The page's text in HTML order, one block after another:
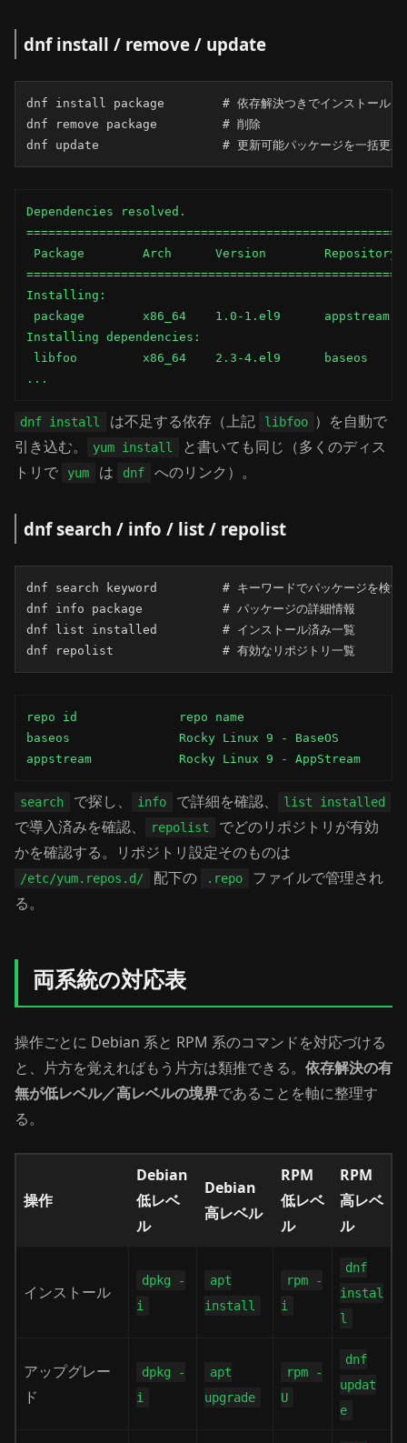
dnf install / remove / update
dnf install package        # 依存解決つきでインストール
dnf remove package         # 削除
dnf update                 # 更新可能パッケージを一括更新
Dependencies resolved.
Package        Arch      Version        Repository
Installing:
package        x86_64    1.0-1.el9      appstream
Installing dependencies:
libfoo         x86_64    2.3-4.el9      baseos
...
dnf install は不足する依存（上記 libfoo ）を自動で
引き込む。
yum install
と書いても同じ（多くのディス
トリで
yum は dnf へのリンク）。
dnf search / info / list / repolist
dnf search keyword         # キーワードでパッケージを検索
dnf info package           # パッケージの詳細情報
dnf list installed         # インストール済み一覧
dnf repolist               # 有効なリポジトリ一覧
repo id              repo name
baseos               Rocky Linux 9 - BaseOS
appstream            Rocky Linux 9 - AppStream
search で探し、 info で詳細を確認、 list installed
で導入済みを確認、 repolist
でどのリポジトリが有効
かを確認する。リポジトリ設定そのものは
/etc/yum.repos.d/ 配下の .repo
ファイルで管理され
る。
両系統の対応表
操作ごとに Debian 系と RPM 系のコマンドを対応づける
と、片方を覚えればもう片方は類推できる。 依存解決の有
無が低レベル／高レベルの境界であることを軸に整理す
る。
操作
Debian
低レベ
ル
Debian
高レベル
RPM
低レベ
ル
RPM
高レベ
ル
インストール
dpkg -
i
apt
install
rpm -
i
dnf
instal
l
アップグレー
ド
dpkg -
i
apt
upgrade
rpm -
U
dnf
updat
e